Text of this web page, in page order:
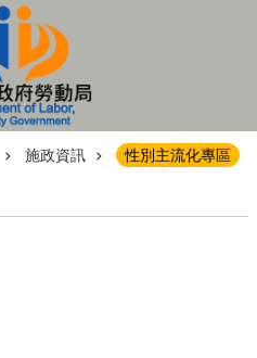
施政資訊 性別主流化專區